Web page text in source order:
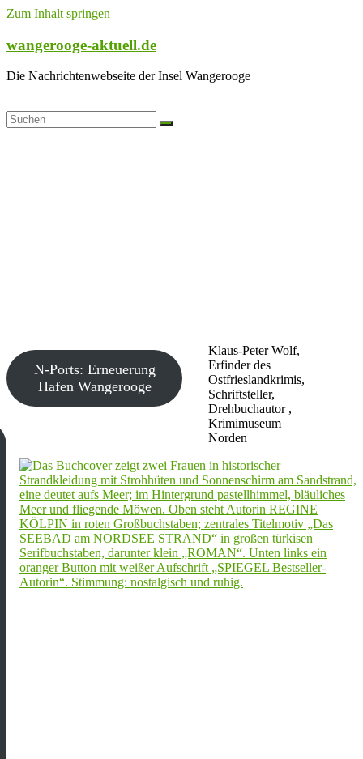
Zum Inhalt springen
wangerooge-aktuell.de
Die Nachrichtenwebseite der Insel Wangerooge
Klaus-Peter Wolf,
Erfinder des
Ostfrieslandkrimis,
Schriftsteller,
Drehbuchautor ,
Krimimuseum
Norden
N-Ports: Erneuerung
Hafen Wangerooge